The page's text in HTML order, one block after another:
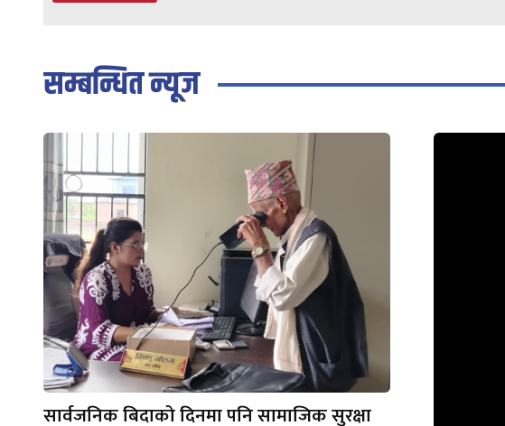
सम्बन्धित न्यूज
सार्वजनिक बिदाको दिनमा पनि सामाजिक सुरक्षा